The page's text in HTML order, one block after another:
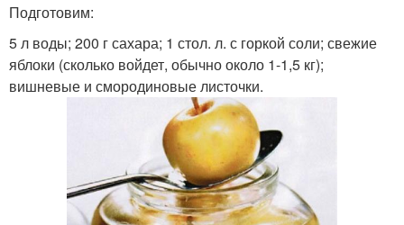
Подготовим:
5 л воды; 200 г сахара; 1 стол. л. с горкой соли; свежие
яблоки (сколько войдет, обычно около 1-1,5 кг);
вишневые и смородиновые листочки.